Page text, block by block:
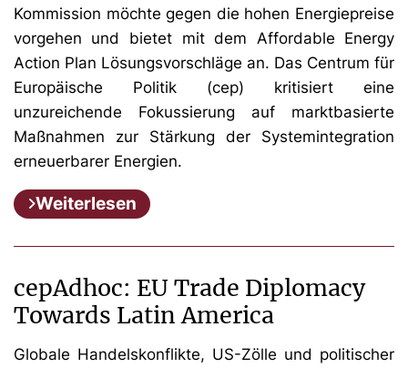
Kommission möchte gegen die hohen Energiepreise
vorgehen und bietet mit dem Affordable Energy
Action Plan Lösungsvorschläge an. Das Centrum für
Europäische Politik (cep) kritisiert eine
unzureichende Fokussierung auf marktbasierte
Maßnahmen zur Stärkung der Systemintegration
erneuerbarer Energien.
Weiterlesen
cepAdhoc: EU Trade Diplomacy
Towards Latin America
Globale Handelskonflikte, US-Zölle und politischer